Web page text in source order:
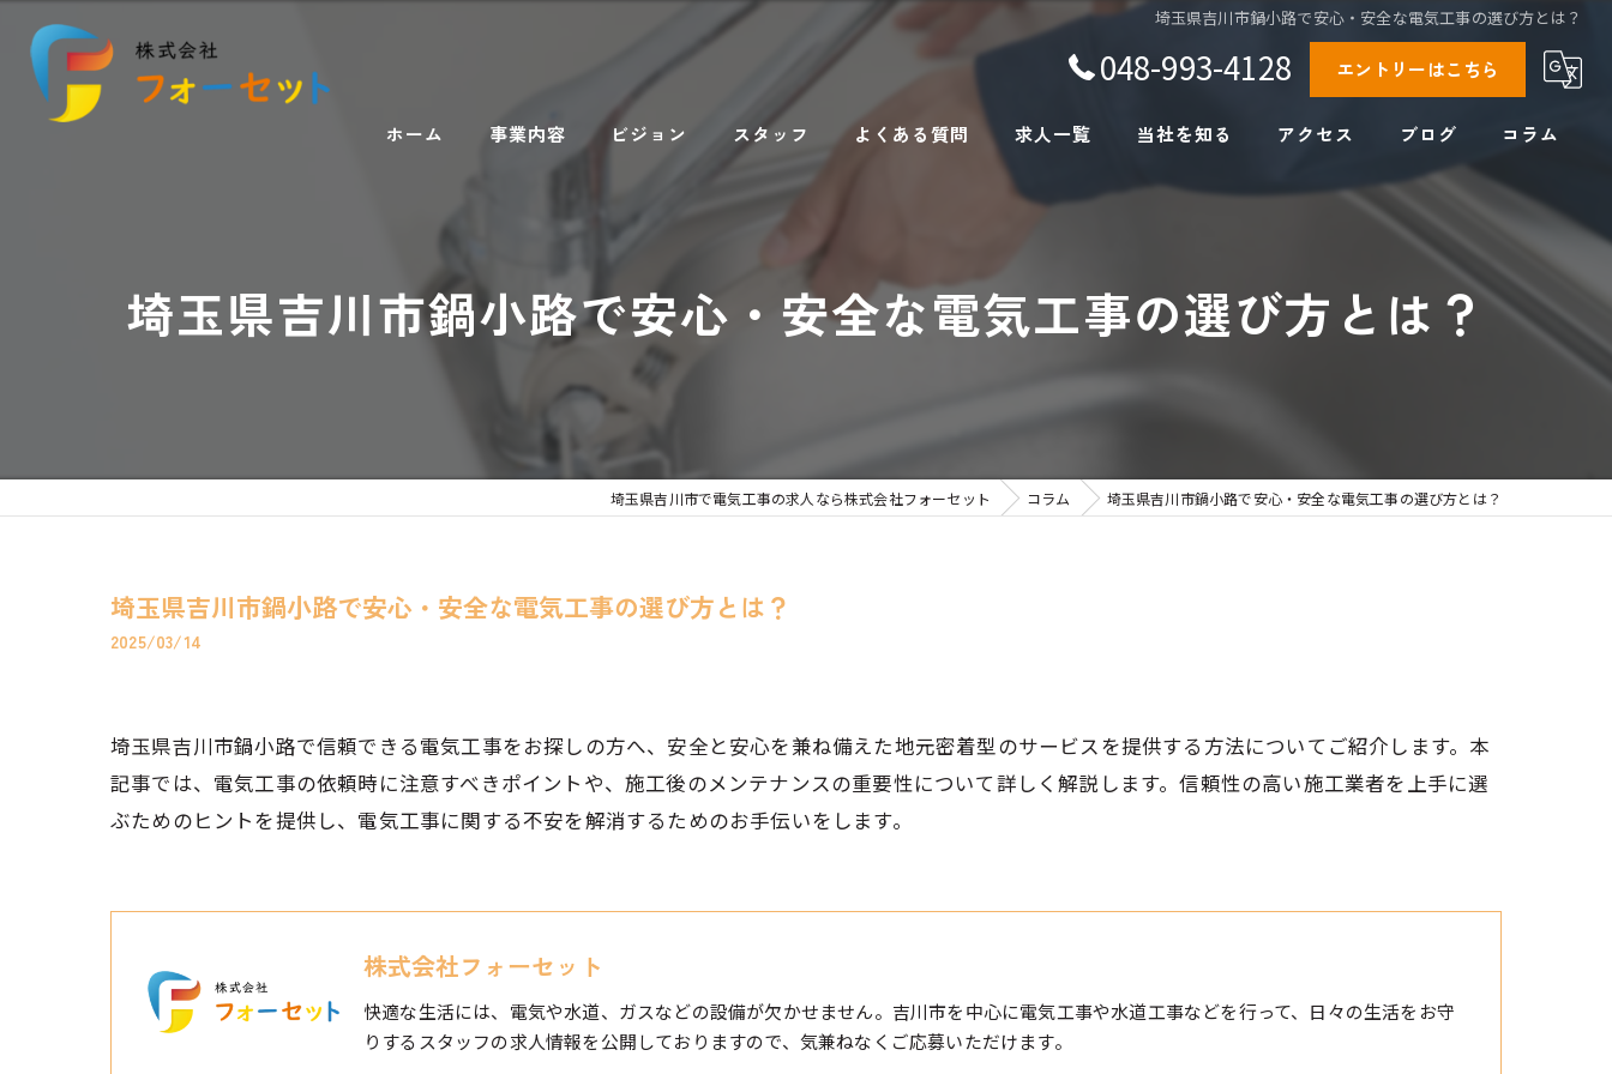
埼玉県吉川市鍋小路で安心・安全な電気工事の選び方とは？
048-993-4128 エントリーはこちら
ホーム 事業内容 ビジョン スタッフ よくある質問 求人一覧 当社を知る
正社員
アクセス ブログ コラム
埼玉県吉川市鍋小路で安心・安全な電気工事の選び方とは？
埼玉県吉川市で電気工事の求人なら株式会社フォーセット コラム 埼玉県吉川市鍋小路で安心・安全な電気工事の選び方とは？
埼玉県吉川市鍋小路で安心・安全な電気工事の選び方とは？
2025/03/14
埼玉県吉川市鍋小路で信頼できる電気工事をお探しの方へ、安全と安心を兼ね備えた地元密着型のサービスを提供する方法についてご紹介します。本
記事では、電気工事の依頼時に注意すべきポイントや、施工後のメンテナンスの重要性について詳しく解説します。信頼性の高い施工業者を上手に選
ぶためのヒントを提供し、電気工事に関する不安を解消するためのお手伝いをします。
株式会社フォーセット
快適な生活には、電気や水道、ガスなどの設備が欠かせません。吉川市を中心に電気工事や水道工事などを行って、日々の生活をお守
りするスタッフの求人情報を公開しておりますので、気兼ねなくご応募いただけます。